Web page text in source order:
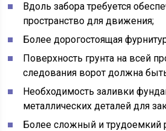
Вдоль забора требуется
пространство для движения;
Более дорогостоящая
Поверхность грунта на всей
следования ворот должна
Необходимость заливки
металлических деталей для
Более сложный и трудоемкий